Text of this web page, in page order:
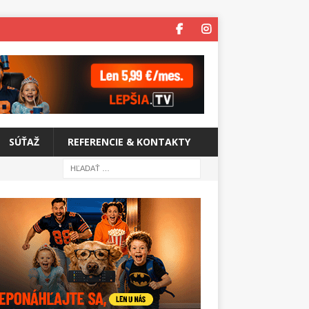
SÚŤAŽ REFERENCIE & KONTAKTY